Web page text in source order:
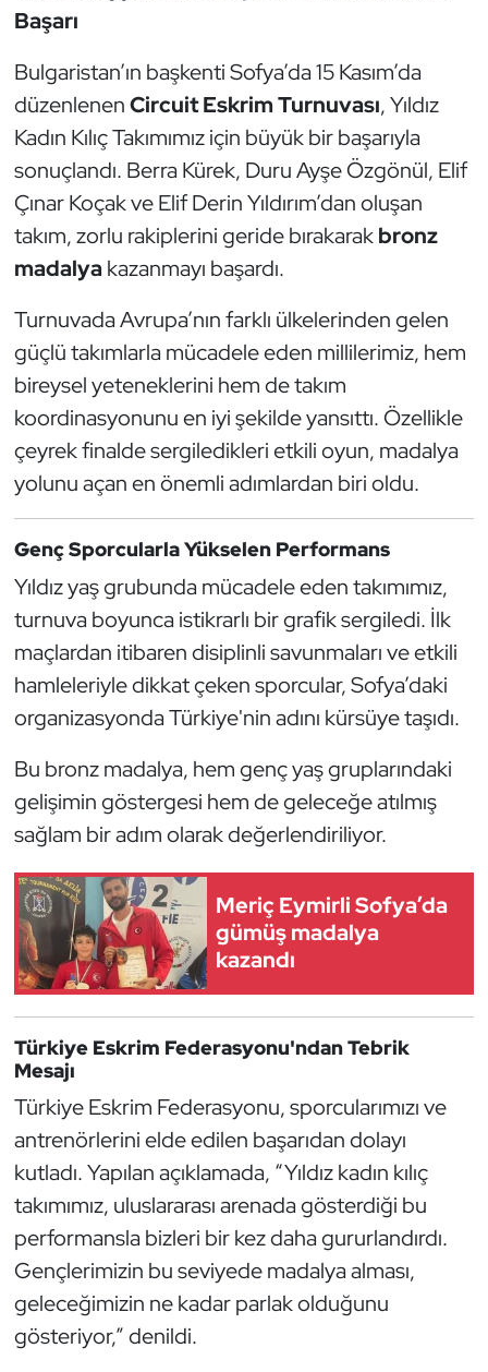
Başarı
Bulgaristan’ın başkenti Sofya’da 15 Kasım’da
düzenlenenCircuit Eskrim Turnuvası, Yıldız
Kadın Kılıç Takımımız için büyük bir başarıyla
sonuçlandı. Berra Kürek, Duru Ayşe Özgönül, Elif
Çınar Koçak ve Elif Derin Yıldırım’dan oluşan
takım, zorlu rakiplerini geride bırakarakbronz
madalyakazanmayı başardı.
Turnuvada Avrupa’nın farklı ülkelerinden gelen
güçlü takımlarla mücadele eden millilerimiz, hem
bireysel yeteneklerini hem de takım
koordinasyonunu en iyi şekilde yansıttı. Özellikle
çeyrek finalde sergiledikleri etkili oyun, madalya
yolunu açan en önemli adımlardan biri oldu.
Genç Sporcularla Yükselen Performans
Yıldız yaş grubunda mücadele eden takımımız,
turnuva boyunca istikrarlı bir grafik sergiledi. İlk
maçlardan itibaren disiplinli savunmaları ve etkili
hamleleriyle dikkat çeken sporcular, Sofya’daki
organizasyonda Türkiye'nin adını kürsüye taşıdı.
Bu bronz madalya, hem genç yaş gruplarındaki
gelişimin göstergesi hem de geleceğe atılmış
sağlam bir adım olarak değerlendiriliyor.
Meriç Eymirli Sofya’da
gümüş madalya
kazandı
Türkiye Eskrim Federasyonu'ndan Tebrik
Mesajı
Türkiye Eskrim Federasyonu, sporcularımızı ve
antrenörlerini elde edilen başarıdan dolayı
kutladı. Yapılan açıklamada, “Yıldız kadın kılıç
takımımız, uluslararası arenada gösterdiği bu
performansla bizleri bir kez daha gururlandırdı.
Gençlerimizin bu seviyede madalya alması,
geleceğimizin ne kadar parlak olduğunu
gösteriyor,” denildi.
Dövüş Sanatı
E-Spor
Eskrim
Futbol
Futsal
Golf
Güreş
Halter
Hava Sporları
Hentbol
İşitme Engelli Sporcular
Judo ve Kuraş
Kano ve Rafting
Karate
Kayak
Kempo
Kick Boks
Kürek
Masa Tenisi
Modern Pentatlon
Motor Sporları
Muay Thai
Okçuluk
Optimist